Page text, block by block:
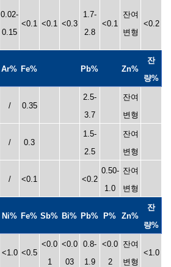
0.02-
0.15
<0.1 <0.1 <0.3
1.7-
2.8
<0.1
잔여
변형
<0.2
Ar% Fe% Pb% Zn%
잔
량%
/ 0.35
2.5-
3.7
잔여
변형
/ 0.3
1.5-
2.5
잔여
변형
/ <0.1 <0.2
0.50-
1.0
잔여
변형
Ni% Fe% Sb% Bi% Pb% P% Zn%
잔
량%
<1.0 <0.5
<0.0
1
<0.0
03
0.8-
1.9
<0.0
2
잔여
변형
<1.0